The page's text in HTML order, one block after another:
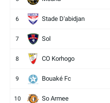
6 Stade D'abidjan
7 Sol
8 CO Korhogo
9 Bouaké Fc
10 So Armee